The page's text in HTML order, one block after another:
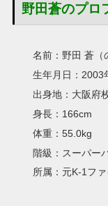
野田蒼のプロ
名前：野田 蒼（
生年月日：2003
出身地：大阪府
身長：166cm
体重：55.0kg
階級：スーパー
所属：元K-1フ